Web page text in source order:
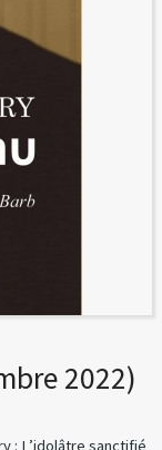
2022)
: L’idolâtre sanctifié